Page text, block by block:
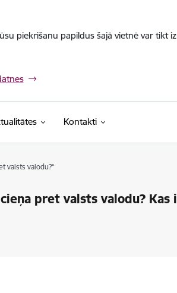
piekrišanu papildus šajā vietnē var tikt
Kontakti
valsts valodu?“
pret valsts valodu?